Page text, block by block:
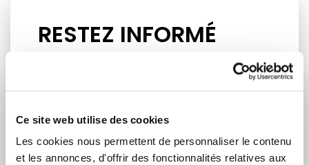
Ce site web utilise des cookies
Les cookies nous permettent de personnaliser le contenu
et les annonces, d'offrir des fonctionnalités relatives aux
RESTEZ INFORMÉ